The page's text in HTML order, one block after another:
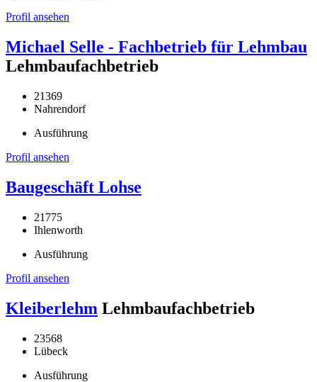
Profil ansehen
Michael Selle - Fachbetrieb für Lehmbau
Lehmbaufachbetrieb
21369
Nahrendorf
Ausführung
Profil ansehen
Baugeschäft Lohse
21775
Ihlenworth
Ausführung
Profil ansehen
Kleiberlehm Lehmbaufachbetrieb
23568
Lübeck
Ausführung